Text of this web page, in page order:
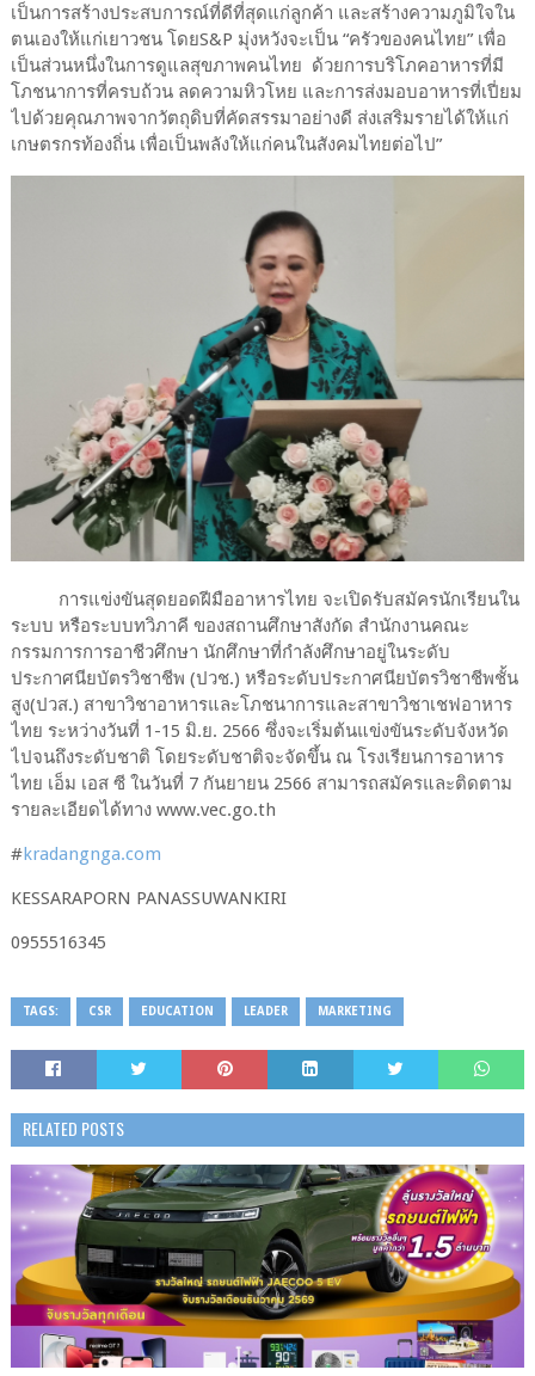
เป็นการสร้างประสบการณ์ที่ดีที่สุดแก่ลูกค้า และสร้างความภูมิใจใน
ตนเองให้แก่เยาวชน โดยS&P มุ่งหวังจะเป็น “ครัวของคนไทย” เพื่อ
เป็นส่วนหนึ่งในการดูแลสุขภาพคนไทย ด้วยการบริโภคอาหารที่มี
โภชนาการที่ครบถ้วน ลดความหิวโหย และการส่งมอบอาหารที่เปี่ยม
ไปด้วยคุณภาพจากวัตถุดิบที่คัดสรรมาอย่างดี ส่งเสริมรายได้ให้แก่
เกษตรกรท้องถิ่น เพื่อเป็นพลังให้แก่คนในสังคมไทยต่อไป”
การแข่งขันสุดยอดฝีมืออาหารไทย จะเปิดรับสมัครนักเรียนใน
ระบบ หรือระบบทวิภาคี ของสถานศึกษาสังกัด สำนักงานคณะ
กรรมการการอาชีวศึกษา นักศึกษาที่กำลังศึกษาอยู่ในระดับ
ประกาศนียบัตรวิชาชีพ (ปวช.) หรือระดับประกาศนียบัตรวิชาชีพชั้น
สูง(ปวส.) สาขาวิชาอาหารและโภชนาการและสาขาวิชาเชฟอาหาร
ไทย ระหว่างวันที่ 1-15 มิ.ย. 2566 ซึ่งจะเริ่มต้นแข่งขันระดับจังหวัด
ไปจนถึงระดับชาติ โดยระดับชาติจะจัดขึ้น ณ โรงเรียนการอาหาร
ไทย เอ็ม เอส ซี ในวันที่ 7 กันยายน 2566 สามารถสมัครและติดตาม
รายละเอียดได้ทาง www.vec.go.th
#​kradangnga.com
KESSARAPORN​ PANASSUWANKIRI
0955516345​
TAGS: CSR EDUCATION LEADER MARKETING
RELATED POSTS